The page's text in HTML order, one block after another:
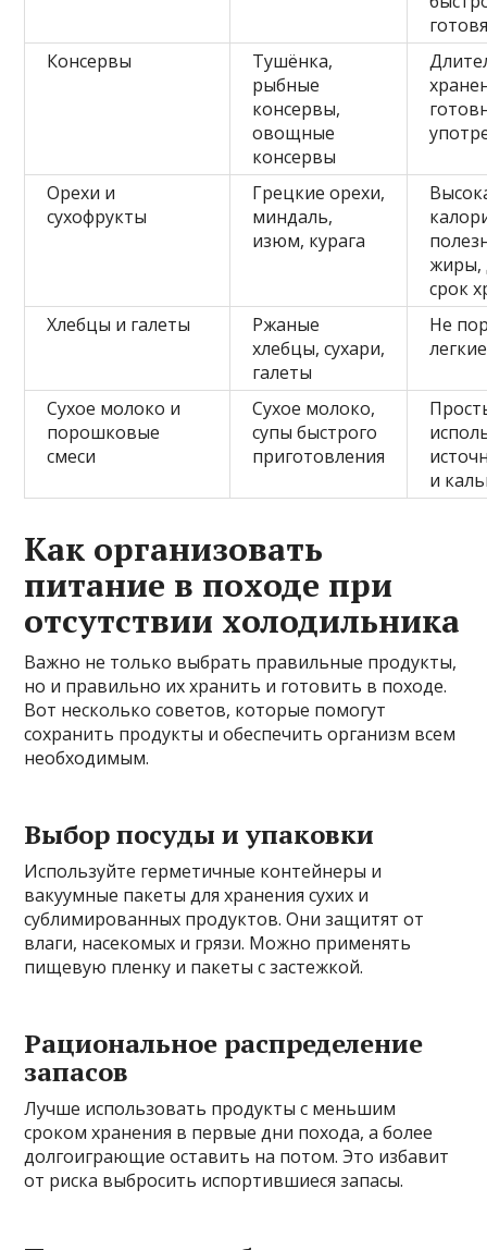
Консервы
Тушёнка,
рыбные
консервы,
овощные
консервы
Орехи и
сухофрукты
Грецкие орехи,
миндаль,
изюм, курага
жиры,
срок
Хлебцы и галеты
Ржаные
хлебцы, сухари,
галеты
Не
легкие
Сухое молоко и
порошковые
смеси
Сухое молоко,
супы быстрого
приготовления
и
Как организовать
питание в походе при
отсутствии холодильника
Важно не только выбрать правильные продукты,
но и правильно их хранить и готовить в походе.
Вот несколько советов, которые помогут
сохранить продукты и обеспечить организм всем
необходимым.
Выбор посуды и упаковки
Используйте герметичные контейнеры и
вакуумные пакеты для хранения сухих и
сублимированных продуктов. Они защитят от
влаги, насекомых и грязи. Можно применять
пищевую пленку и пакеты с застежкой.
Рациональное распределение
запасов
Лучше использовать продукты с меньшим
сроком хранения в первые дни похода, а более
долгоиграющие оставить на потом. Это избавит
от риска выбросить испортившиеся запасы.